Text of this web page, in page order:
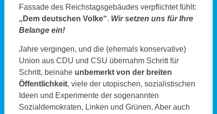
Fassade des Reichstagsgebäudes verpflichtet fühlt:
„Dem deutschen Volke“. Wir setzen uns für Ihre
Belange ein!
Jahre vergingen, und die (ehemals konservative)
Union aus CDU und CSU übernahm Schritt für
Schritt, beinahe unbemerkt von der breiten
Öffentlichkeit, viele der utopischen, sozialistischen
Ideen und Experimente der sogenannten
Sozialdemokraten, Linken und Grünen. Aber auch